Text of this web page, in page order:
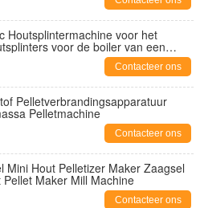
Houtsplintermachine voor het
voor de boiler van een
Contacteer ons
Pelletverbrandingsapparatuur
Pelletmachine
Contacteer ons
Mini Hout Pelletizer Maker Zaagsel
Pellet Maker Mill Machine
Contacteer ons